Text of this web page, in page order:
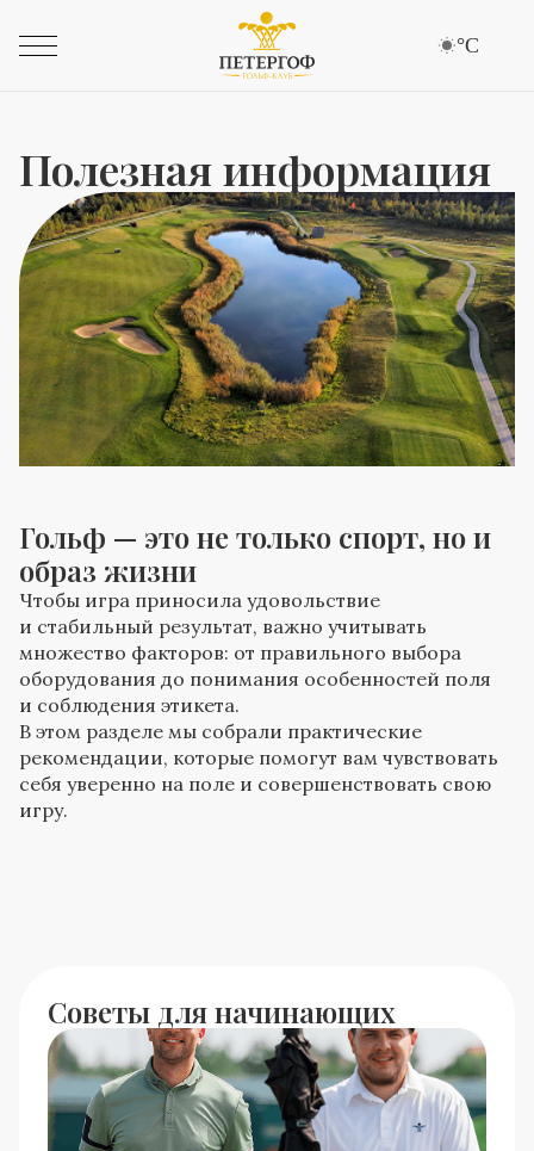
°C
Полезная информация
Гольф — это не только спорт, но и
образ жизни
Чтобы игра приносила удовольствие
и стабильный результат, важно учитывать
множество факторов: от правильного выбора
оборудования до понимания особенностей поля
и соблюдения этикета.
В этом разделе мы собрали практические
рекомендации, которые помогут вам чувствовать
себя уверенно на поле и совершенствовать свою
игру.
Советы для начинающих